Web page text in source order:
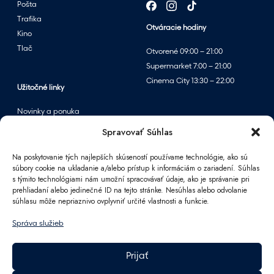
Spravovať Súhlas
Na poskytovanie tých najlepších skúseností používame technológie, ako sú
súbory cookie na ukladanie a/alebo prístup k informáciám o zariadení. Súhlas
s týmito technológiami nám umožní spracovávať údaje, ako je správanie pri
prehliadaní alebo jedinečné ID na tejto stránke. Nesúhlas alebo odvolanie
súhlasu môže nepriaznivo ovplyvniť určité vlastnosti a funkcie.
Správa služieb
Prijať
a
j
o
p
r
m
é
r
i
á
Otváracie hodiny
Otvorené 09:00 – 21:00
Supermarket 7:00 – 21:00
Cinema City 13:30 – 22:00
Pošta
Trafika
Kino
Tlač
Užitočné linky
Novinky a ponuka
Informácie
Kontakt
FAQ